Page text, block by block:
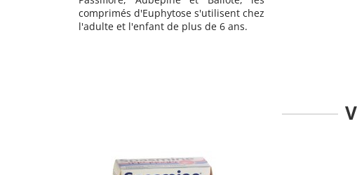
comprimés d'Euphytose s'utilisent chez
l'adulte et l'enfant de plus de 6 ans.